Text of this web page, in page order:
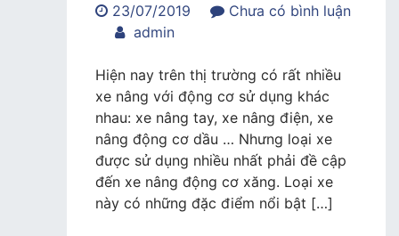
23/07/2019
Chưa có bình luận
trong
nâng
động
cơ
xăng
chất
lượng,
giá
admin
Hiện nay trên thị trường có rất nhiều
xe nâng với động cơ sử dụng khác
nhau: xe nâng tay, xe nâng điện, xe
nâng động cơ dầu … Nhưng loại xe
được sử dụng nhiều nhất phải đề cập
đến xe nâng động cơ xăng. Loại xe
này có những đặc điểm nổi bật […]